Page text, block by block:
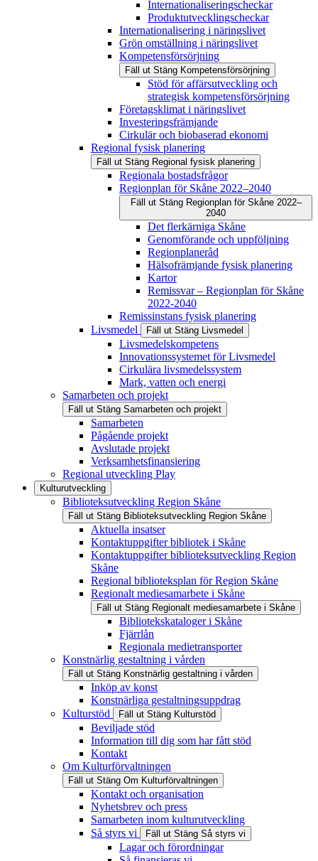
Internationaliseringscheckar
Produktutvecklingscheckar
Internationalisering i näringslivet
Grön omställning i näringslivet
Kompetensförsörjning
Fäll ut Stäng Kompetensförsörjning
Stöd för affärsutveckling och
strategisk kompetensförsörjning
Företagsklimat i näringslivet
Investeringsfrämjande
Cirkulär och biobaserad ekonomi
Regional fysisk planering
Fäll ut Stäng Regional fysisk planering
Regionala bostadsfrågor
Regionplan för Skåne 2022–2040
Fäll ut Stäng Regionplan för Skåne 2022–
2040
Det flerkärniga Skåne
Genomförande och uppföljning
Regionplaneråd
Hälsofrämjande fysisk planering
Kartor
Remissvar – Regionplan för Skåne
2022-2040
Remissinstans fysisk planering
Livsmedel
Fäll ut Stäng Livsmedel
Livsmedelskompetens
Innovationssystemet för Livsmedel
Cirkulära livsmedelssystem
Mark, vatten och energi
Samarbeten och projekt
Fäll ut Stäng Samarbeten och projekt
Samarbeten
Pågående projekt
Avslutade projekt
Verksamhetsfinansiering
Regional utveckling Play
Kulturutveckling
Biblioteksutveckling Region Skåne
Fäll ut Stäng Biblioteksutveckling Region Skåne
Aktuella insatser
Kontaktuppgifter bibliotek i Skåne
Kontaktuppgifter biblioteksutveckling Region
Skåne
Regional biblioteksplan för Region Skåne
Regionalt mediesamarbete i Skåne
Fäll ut Stäng Regionalt mediesamarbete i Skåne
Bibliotekskataloger i Skåne
Fjärrlån
Regionala medietransporter
Konstnärlig gestaltning i vården
Fäll ut Stäng Konstnärlig gestaltning i vården
Inköp av konst
Konstnärliga gestaltningsuppdrag
Kulturstöd
Fäll ut Stäng Kulturstöd
Beviljade stöd
Information till dig som har fått stöd
Kontakt
Om Kulturförvaltningen
Fäll ut Stäng Om Kulturförvaltningen
Kontakt och organisation
Nyhetsbrev och press
Samarbeten inom kulturutveckling
Så styrs vi
Fäll ut Stäng Så styrs vi
Lagar och förordningar